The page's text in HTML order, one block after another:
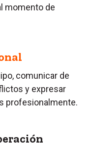
momento de
comunicar de
y expresar
profesionalmente.